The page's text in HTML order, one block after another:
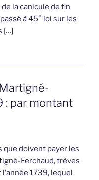
la canicule de fin
à 45° loi sur les
[…]
: par montant
que doivent payer les
Ferchaud, trèves
1739, lequel